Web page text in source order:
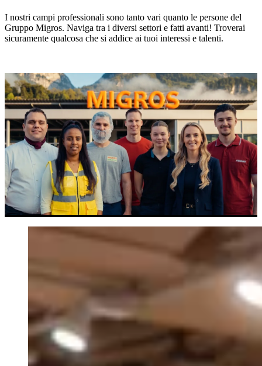
I nostri campi professionali sono tanto vari quanto le persone del
Gruppo Migros. Naviga tra i diversi settori e fatti avanti! Troverai
sicuramente qualcosa che si addice ai tuoi interessi e talenti.